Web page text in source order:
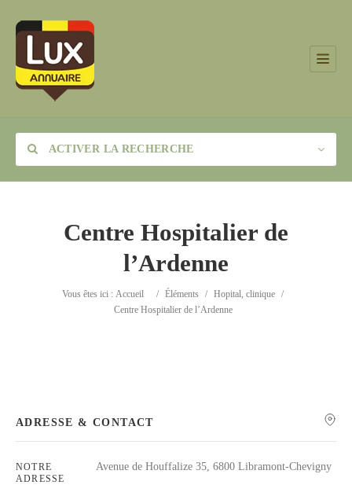
ACTIVER LA RECHERCHE
Rechercher
Centre Hospitalier de
l’Ardenne
Vous êtes ici : Accueil / Éléments / Hopital, clinique /
Centre Hospitalier de l’Ardenne
ADRESSE & CONTACT
NOTRE
ADRESSE
Avenue de Houffalize 35, 6800 Libramont-Chevigny